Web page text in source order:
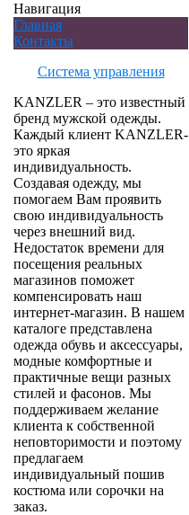
Навигация
Главная
Контакты
Система управления
KANZLER – это известный
бренд мужской одежды.
Каждый клиент KANZLER-
это яркая
индивидуальность.
Создавая одежду, мы
помогаем Вам проявить
свою индивидуальность
через внешний вид.
Недостаток времени для
посещения реальных
магазинов поможет
компенсировать наш
интернет-магазин. В нашем
каталоге представлена
одежда обувь и аксессуары,
модные комфортные и
практичные вещи разных
стилей и фасонов. Мы
поддерживаем желание
клиента к собственной
неповторимости и поэтому
предлагаем
индивидуальный пошив
костюма или сорочки на
заказ.